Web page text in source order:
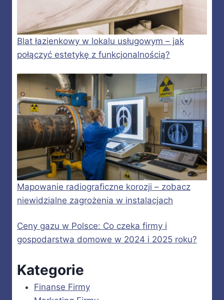
Blat łazienkowy w lokalu usługowym – jak
połączyć estetykę z funkcjonalnością?
Mapowanie radiograficzne korozji – zobacz
niewidzialne zagrożenia w instalacjach
Ceny gazu w Polsce: Co czeka firmy i
gospodarstwa domowe w 2024 i 2025 roku?
Kategorie
Finanse Firmy